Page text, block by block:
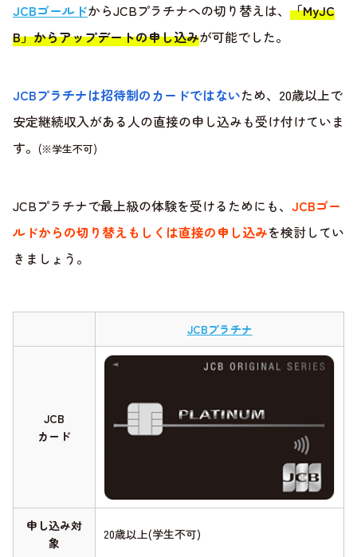
JCBゴールドからJCBプラチナへの切り替えは、 「MyJC
B」からアップデートの申し込みが可能でした。
JCBプラチナは招待制のカードではないため、20歳以上で
安定継続収入がある人の直接の申し込みも受け付けていま
す。 (※学生不可)
JCBプラチナで最上級の体験を受けるためにも、 JCBゴー
ルドからの切り替えもしくは直接の申し込みを検討してい
きましょう。
JCBプラチナ
JCB
カード
申し込み対
象
20歳以上(学生不可)